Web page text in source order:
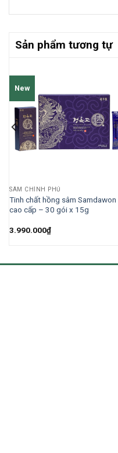
Sản phẩm tương tự
New
SÂM CHÍNH PHỦ
Tinh chất hồng sâm Samdawon
cao cấp – 30 gói x 15g
3.990.000₫